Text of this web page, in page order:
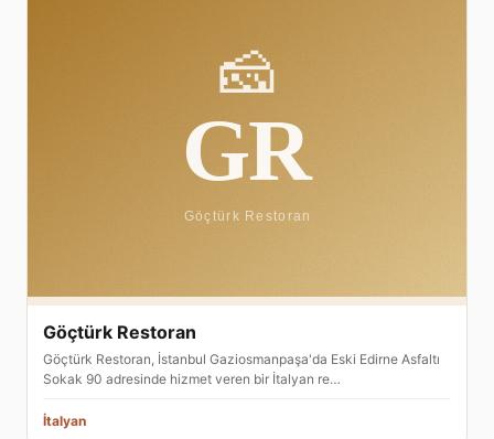
Göçtürk Restoran
Göçtürk Restoran, İstanbul Gaziosmanpaşa'da Eski Edirne Asfaltı
Sokak 90 adresinde hizmet veren bir İtalyan re…
İtalyan